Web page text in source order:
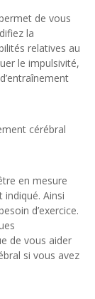
de vous
la
relatives au
le impulsivité,
cérébral
en mesure
Ainsi
d’exercice.
de vous aider
si vous avez